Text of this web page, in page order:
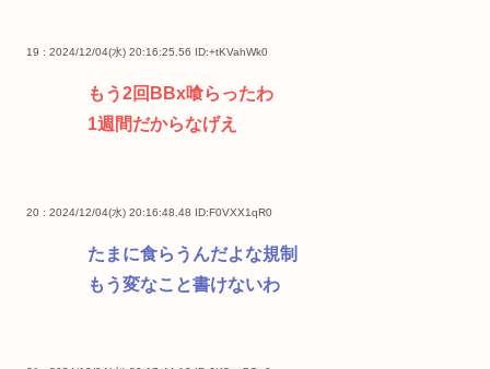
19 : 2024/12/04(水) 20:16:25.56 ID:+tKVahWk0
もう2回BBx喰らったわ
1週間だからなげえ
20 : 2024/12/04(水) 20:16:48.48 ID:F0VXX1qR0
たまに食らうんだよな規制
もう変なこと書けないわ